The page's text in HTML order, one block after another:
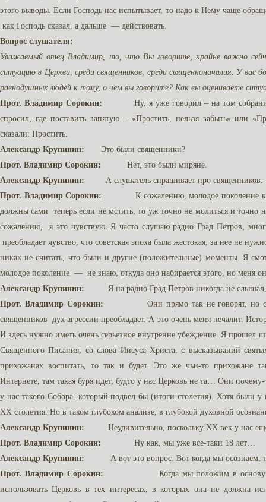
этого выводы. Если Господь нас испытывает, то надо к Нему чаще
как Господь сказал, а дальше — действовать.
Вопрос слушателя:
Уважаемый отец Владимир, то, что Вы говорите, крайне важно
ситуацию в Церкви, среди священников, среди священноначалия. У вас
равнодушных людей к тому, о чем вы говорите? Как вы оцениваете
Прот. Владимир Сорокин: Ну, я уже говорил – на том собрании,
спросил, где поставить запятую – «Простить, нельзя забыть» или
сказали: Простить.
Александр Крупинин: Это были священники?
Прот. Владимир Сорокин: Нет, это были миряне.
Александр Крупинин: А слушатель спрашивает про священников.
Прот. Владимир Сорокин: К сожалению, молодое поколение как
должны сами теперь если не мстить, то уж точно не молиться и точно
сожалению, я это чувствую. Я часто слушаю радио Град Петров,
преобладает чувство, что советская эпоха была жестокая, за нее не
никак не считать, что были и другие (положительные) моменты. Я
молодое поколение — не знаю, откуда оно набирается этого, но меня
Александр Крупинин: Я на радио Град Петров никогда не слышал,
Прот. Владимир Сорокин: Они прямо так не говорят, но судя
священников дух агрессии преобладает. А это очень меня печалит.
И здесь нужно иметь очень серьезное внутренне убеждение. Я прошел
Священного Писания, со слова Иисуса Христа, с высказываний
прихожанах воспитать, то так и будет. Это же чьи-то прихожане
Интернете, там такая буря идет, будто у нас Церковь не та… Они
у нас такого Собора, который подвел бы (итоги столетия). Хотя были
ХХ столетия. Но в таком глубоком анализе, в глубокой духовной
Александр Крупинин: Неудивительно, поскольку ХХ век у нас
Прот. Владимир Сорокин: Ну как, мы уже все-таки 18 лет…
Александр Крупинин: А вот это вопрос. Вот когда мы осознаем,
Прот. Владимир Сорокин: Когда мы положим в основу
использовать Церковь в тех интересах, в которых она не должна